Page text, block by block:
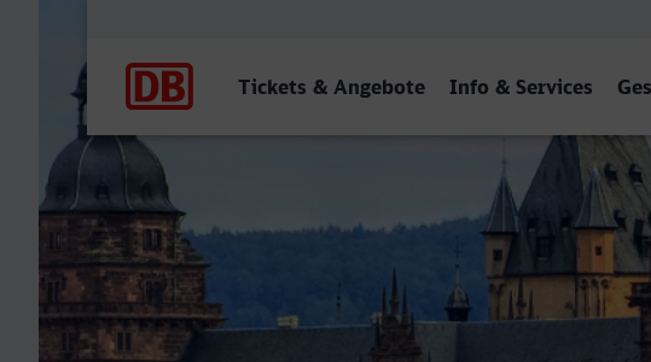
Tickets & Angebote Info & Services
Würzburg Hbf - Aschaffenburg